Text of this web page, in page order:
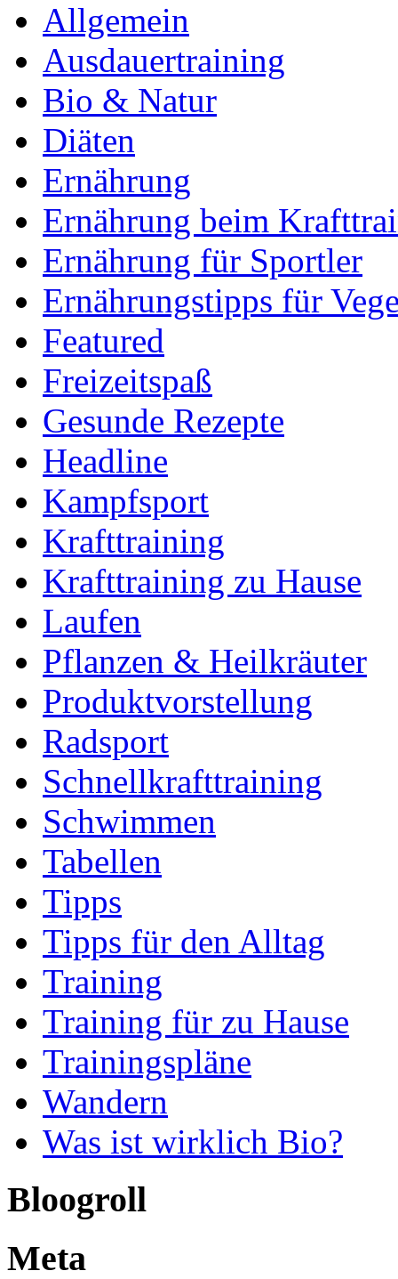
Allgemein
Ausdauertraining
Bio & Natur
Diäten
Ernährung
Ernährung beim
Ernährung für Sportler
Ernährungstipps für
Featured
Freizeitspaß
Gesunde Rezepte
Headline
Kampfsport
Krafttraining
Krafttraining zu Hause
Laufen
Pflanzen & Heilkräuter
Produktvorstellung
Radsport
Schnellkrafttraining
Schwimmen
Tabellen
Tipps
Tipps für den Alltag
Training
Training für zu Hause
Trainingspläne
Wandern
Was ist wirklich Bio?
Bloogroll
Meta